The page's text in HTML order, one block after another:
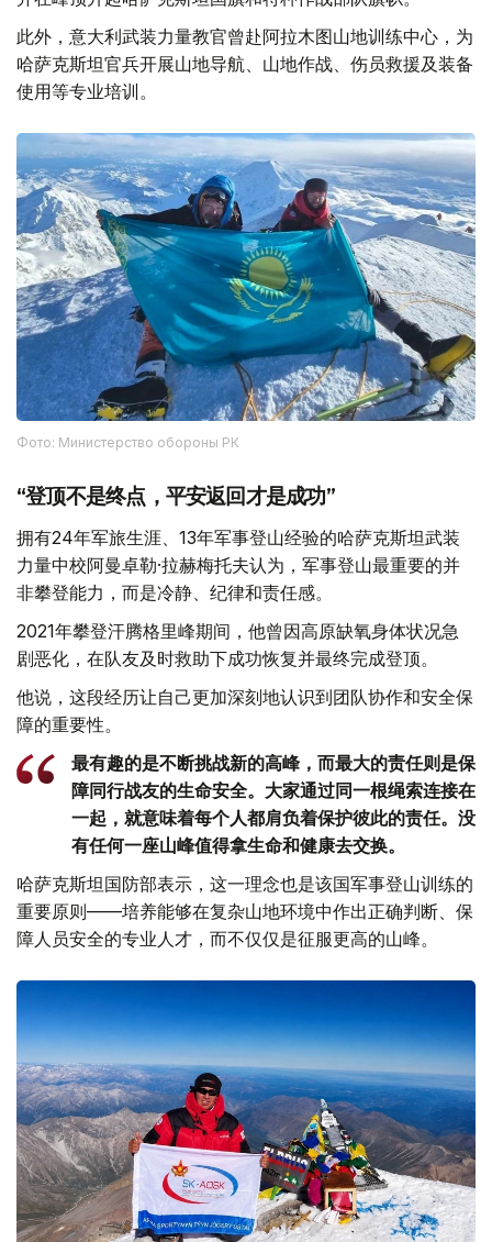
此外，意大利武装力量教官曾赴阿拉木图山地训练中心，为
哈萨克斯坦官兵开展山地导航、山地作战、伤员救援及装备
使用等专业培训。
Фото: Министерство обороны РК
“登顶不是终点，平安返回才是成功”
拥有24年军旅生涯、13年军事登山经验的哈萨克斯坦武装
力量中校阿曼卓勒·拉赫梅托夫认为，军事登山最重要的并
非攀登能力，而是冷静、纪律和责任感。
2021年攀登汗腾格里峰期间，他曾因高原缺氧身体状况急
剧恶化，在队友及时救助下成功恢复并最终完成登顶。
他说，这段经历让自己更加深刻地认识到团队协作和安全保
障的重要性。
最有趣的是不断挑战新的高峰，而最大的责任则是保
障同行战友的生命安全。大家通过同一根绳索连接在
一起，就意味着每个人都肩负着保护彼此的责任。没
有任何一座山峰值得拿生命和健康去交换。
哈萨克斯坦国防部表示，这一理念也是该国军事登山训练的
重要原则——培养能够在复杂山地环境中作出正确判断、保
障人员安全的专业人才，而不仅仅是征服更高的山峰。